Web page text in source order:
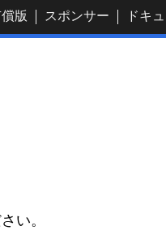
版 スポンサー ドキ
い。